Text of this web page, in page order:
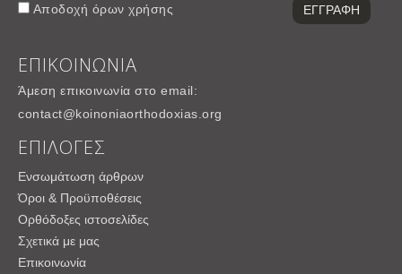
Αποδοχή όρων χρήσης
ΕΠΙΚΟΙΝΩΝΙΑ
Άμεση επικοινωνία στο email:
contact@koinoniaorthodoxias.org
ΕΠΙΛΟΓΕΣ
Ενσωμάτωση άρθρων
Όροι & Προϋποθέσεις
Ορθόδοξες ιστοσελίδες
Σχετικά με μας
Επικοινωνία